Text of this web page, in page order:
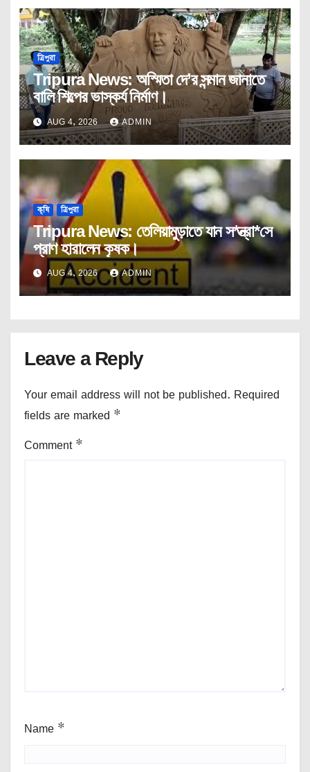
ত্রিপুরা
Tripura News: অস্মিতা দে’র সন্মান জানাতে
বালি শিল্পের ভাস্কর্য নির্মাণ।
AUG 4, 2026 ADMIN
কৃষি ত্রিপুরা
Tripura News: তেলিয়ামুড়াতে যান স*ন্ত্রা*সে
প্রাণ হারালেন কৃষক।
AUG 4, 2026 ADMIN
Leave a Reply
Your email address will not be published. Required
fields are marked *
Comment *
Name *